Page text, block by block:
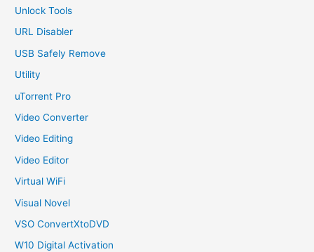
Unlock Tools
URL Disabler
USB Safely Remove
Utility
uTorrent Pro
Video Converter
Video Editing
Video Editor
Virtual WiFi
Visual Novel
VSO ConvertXtoDVD
W10 Digital Activation